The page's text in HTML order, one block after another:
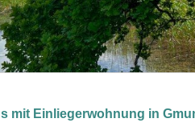
mit Einliegerwohnung in